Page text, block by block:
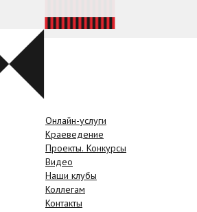
Онлайн-услуги
Краеведение
Проекты. Конкурсы
Видео
Наши клубы
Коллегам
Контакты